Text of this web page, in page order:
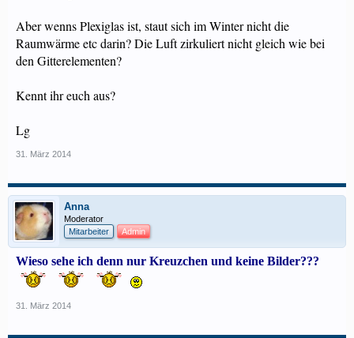
Aber wenns Plexiglas ist, staut sich im Winter nicht die
Raumwärme etc darin? Die Luft zirkuliert nicht gleich wie bei
den Gitterelementen?
Kennt ihr euch aus?
Lg
31. März 2014
Anna
Moderator
Mitarbeiter
Admin
Wieso sehe ich denn nur Kreuzchen und keine Bilder???
31. März 2014